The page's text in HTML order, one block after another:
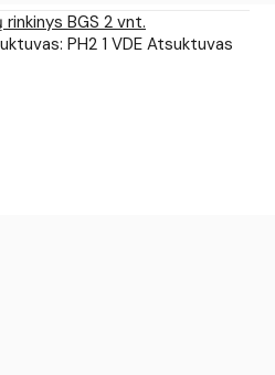
BGS 2 vnt.
PH2 1 VDE Atsuktuvas